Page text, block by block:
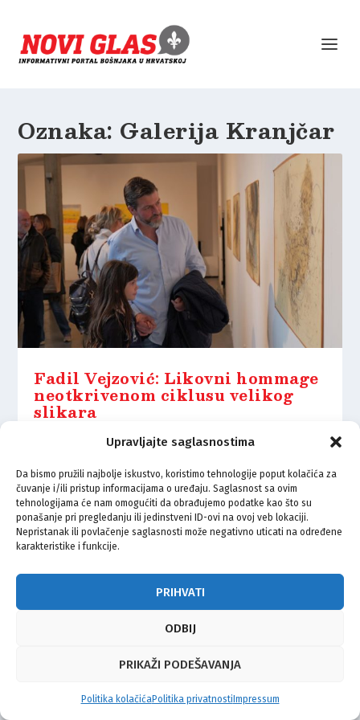
Upravljajte saglasnostima
Da bismo pružili najbolje iskustvo, koristimo tehnologije poput kolačića za
čuvanje i/ili pristup informacijama o uređaju. Saglasnost sa ovim
tehnologijama će nam omogućiti da obrađujemo podatke kao što su
ponašanje pri pregledanju ili jedinstveni ID-ovi na ovoj veb lokaciji.
Nepristanak ili povlačenje saglasnosti može negativno uticati na određene
karakteristike i funkcije.
PRIHVATI
ODBIJ
PRIKAŽI PODEŠAVANJA
Politika kolačićaPolitika privatnosti Impressum
Oznaka: Galerija Kranjčar
Fadil Vejzović: Likovni hommage
neotkrivenom ciklusu velikog
slikara
© Vijeće bošnjačke nacionalne manjine Grada Zagreba 2026